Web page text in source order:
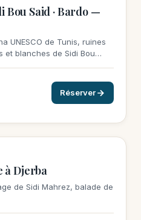
Bou Said · Bardo —
UNESCO de Tunis, ruines
et blanches de Sidi Bou
Réserver
à Djerba
de Sidi Mahrez, balade de